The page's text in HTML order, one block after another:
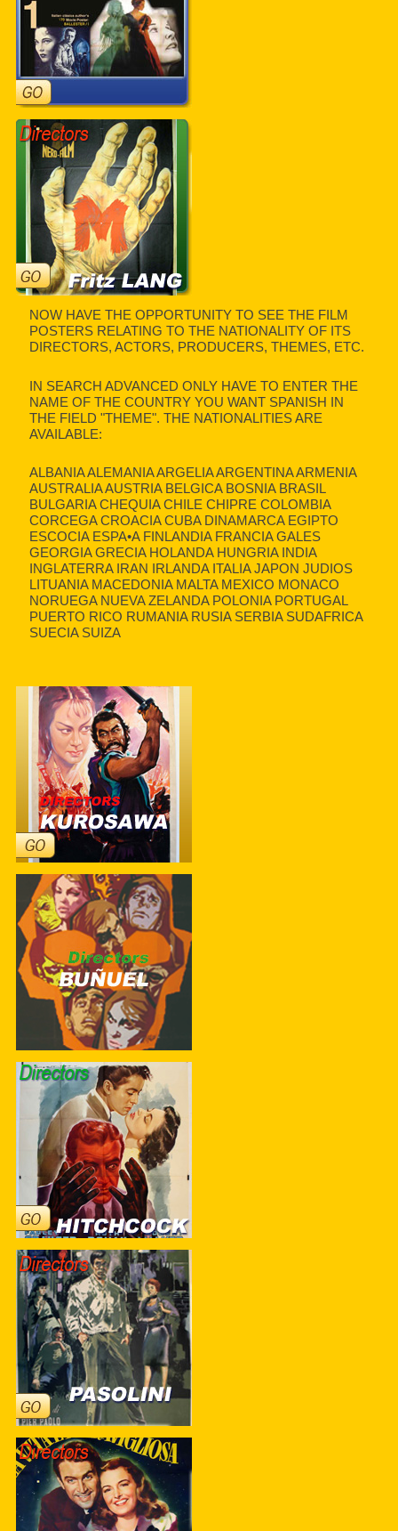
NOW HAVE THE OPPORTUNITY TO SEE THE FILM
POSTERS RELATING TO THE NATIONALITY OF ITS
DIRECTORS, ACTORS, PRODUCERS, THEMES, ETC.
IN SEARCH ADVANCED ONLY HAVE TO ENTER THE
NAME OF THE COUNTRY YOU WANT SPANISH IN
THE FIELD "THEME". THE NATIONALITIES ARE
AVAILABLE:
ALBANIA ALEMANIA ARGELIA ARGENTINA ARMENIA
AUSTRALIA AUSTRIA BELGICA BOSNIA BRASIL
BULGARIA CHEQUIA CHILE CHIPRE COLOMBIA
CORCEGA CROACIA CUBA DINAMARCA EGIPTO
ESCOCIA ESPA•A FINLANDIA FRANCIA GALES
GEORGIA GRECIA HOLANDA HUNGRIA INDIA
INGLATERRA IRAN IRLANDA ITALIA JAPON JUDIOS
LITUANIA MACEDONIA MALTA MEXICO MONACO
NORUEGA NUEVA ZELANDA POLONIA PORTUGAL
PUERTO RICO RUMANIA RUSIA SERBIA SUDAFRICA
SUECIA SUIZA